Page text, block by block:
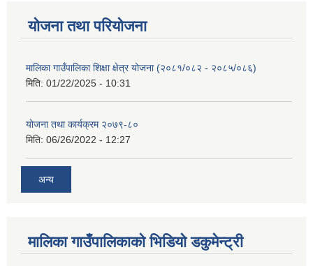
योजना तथा परियोजना
मालिका गाउँपालिका शिक्षा क्षेत्र योजना (२०८१/०८२ - २०८५/०८६)
मिति: 01/22/2025 - 10:31
योजना तथा कार्यक्रम २०७९-८०
मिति: 06/26/2022 - 12:27
अन्य
मालिका गाउँपालिकाको भिडियो डकुमेन्ट्री